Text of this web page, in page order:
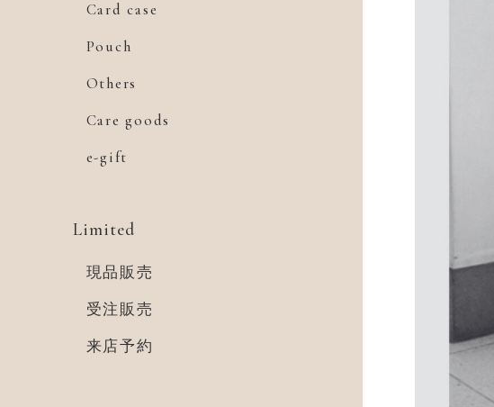
Card case
Pouch
Others
Care goods
e-gift
Limited
現品販売
受注販売
来店予約